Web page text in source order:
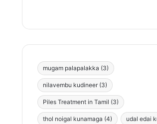
mugam palapalakka (3)
nilavembu kudineer (3)
Piles Treatment in Tamil (3)
thol noigal kunamaga (4) udal edai